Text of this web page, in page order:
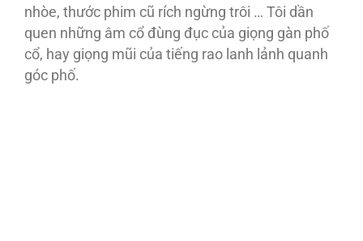
nhòe, thước phim cũ rích ngừng trôi … Tôi dần
quen những âm cổ đùng đục của giọng gàn phố
cổ, hay giọng mũi của tiếng rao lanh lảnh quanh
góc phố.